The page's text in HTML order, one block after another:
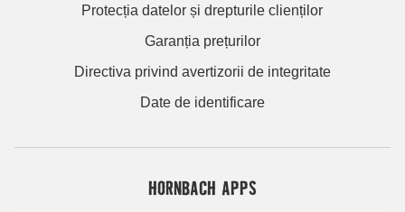
Protecția datelor și drepturile clienților
Garanția prețurilor
Directiva privind avertizorii de integritate
Date de identificare
HORNBACH APPS